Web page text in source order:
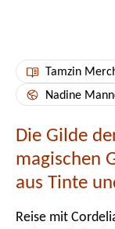
Tamzin
Nadine
Die Gilde
magischen
aus Tinte
Reise mit